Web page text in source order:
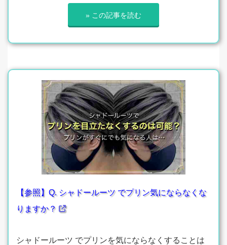
» この記事を読む
【参照】Q. シャドールーツ でプリン気にならなくな
りますか？
シャドールーツ でプリンを気にならなくすることは